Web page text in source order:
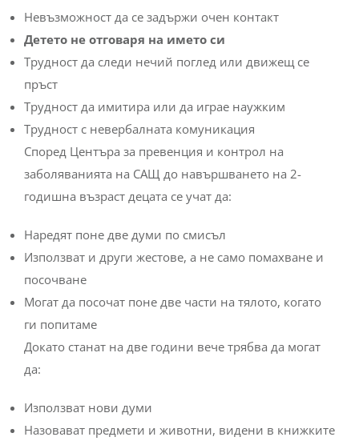
Невъзможност да се задържи очен контакт
Детето не отговаря на името си
Трудност да следи нечий поглед или движещ се
пръст
Трудност да имитира или да играе наужким
Трудност с невербалната комуникация
Според Центъра за превенция и контрол на
заболяванията на САЩ до навършването на 2-
годишна възраст децата се учат да:
Наредят поне две думи по смисъл
Използват и други жестове, а не само помахване и
посочване
Могат да посочат поне две части на тялото, когато
ги попитаме
Докато станат на две години вече трябва да могат
да:
Използват нови думи
Назовават предмети и животни, видени в книжките